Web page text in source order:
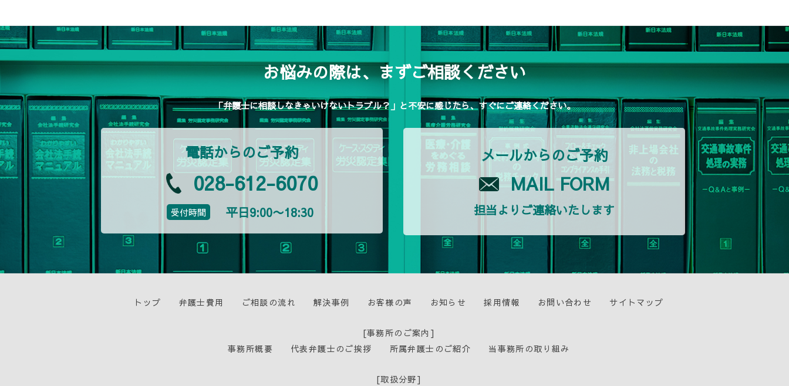
お悩みの際は、まずご相談ください
「弁護士に相談しなきゃいけないトラブル？」と不安に感じたら、すぐにご連絡ください。
電話からのご予約
028-612-6070
受付時間 平日9:00〜18:30
メールからのご予約
MAIL FORM
担当よりご連絡いたします
トップ 弁護士費用 ご相談の流れ 解決事例 お客様の声 お知らせ 採用情報 お問い合わせ サイトマップ
[事務所のご案内]
事務所概要
代表弁護士のご挨拶 所属弁護士のご紹介 当事務所の取り組み
[取扱分野]